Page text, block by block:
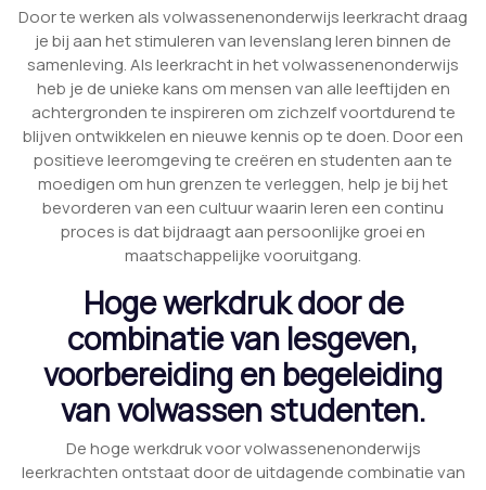
Door te werken als volwassenenonderwijs leerkracht draag
je bij aan het stimuleren van levenslang leren binnen de
samenleving. Als leerkracht in het volwassenenonderwijs
heb je de unieke kans om mensen van alle leeftijden en
achtergronden te inspireren om zichzelf voortdurend te
blijven ontwikkelen en nieuwe kennis op te doen. Door een
positieve leeromgeving te creëren en studenten aan te
moedigen om hun grenzen te verleggen, help je bij het
bevorderen van een cultuur waarin leren een continu
proces is dat bijdraagt aan persoonlijke groei en
maatschappelijke vooruitgang.
Hoge werkdruk door de
combinatie van lesgeven,
voorbereiding en begeleiding
van volwassen studenten.
De hoge werkdruk voor volwassenenonderwijs
leerkrachten ontstaat door de uitdagende combinatie van